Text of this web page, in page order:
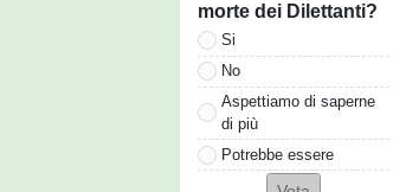
morte dei Dilettanti?
Si
No
Aspettiamo di saperne
di più
Potrebbe essere